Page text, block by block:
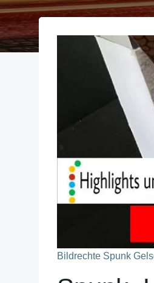
Bildrechte Spunk